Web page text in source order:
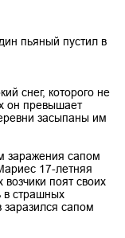
пьяный пустил в
снег, которого не
он превышает
засыпаны им
заражения сапом
17-летняя
поят своих
в страшных
сапом